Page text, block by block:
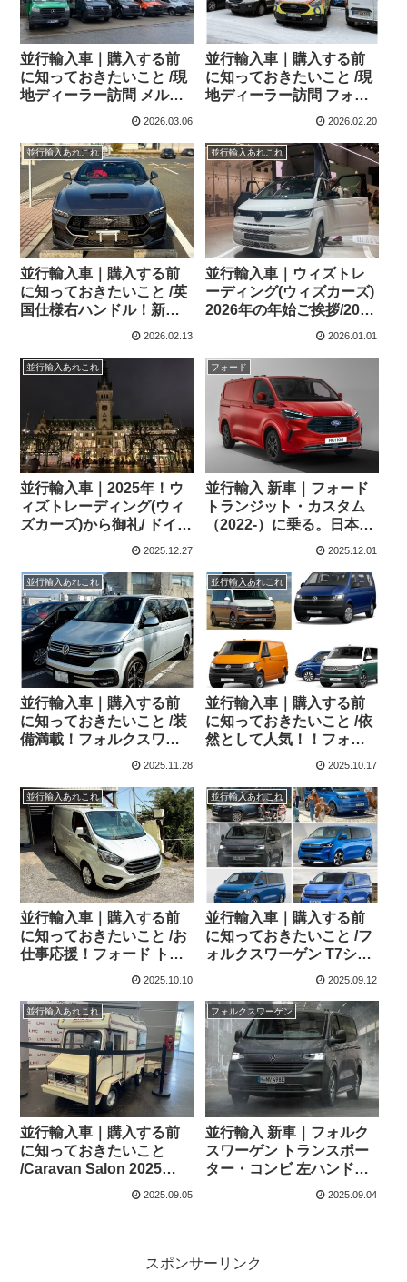
並行輸入車｜購入する前
に知っておきたいこと /現
地ディーラー訪問 メルセ
デスベンツ コマーシャル
2026.03.06
並行輸入車｜購入する前
に知っておきたいこと /現
地ディーラー訪問 フォー
ド コマーシャルショップ
2026.02.20
並行輸入あれこれ
並行輸入車｜購入する前
に知っておきたいこと /英
国仕様右ハンドル！新
型！Ford Mustang5.0 V8
Automaticを広島県のNさ
まへご納車させていただ
2026.02.13
並行輸入あれこれ
並行輸入車｜ウィズトレ
ーディング(ウィズカーズ)
2026年の年始ご挨拶/2026
年お正月キャンペーンの
2026.01.01
並行輸入あれこれ
並行輸入車｜2025年！ウ
ィズトレーディング(ウィ
ズカーズ)から御礼/ ドイツ
2025.12.27
フォード
並行輸入 新車｜フォード
トランジット・カスタム
（2022-）に乗る。日本未
導入LCVの概要・スペッ
2025.12.01
並行輸入あれこれ
並行輸入車｜購入する前
に知っておきたいこと /装
備満載！フォルクスワー
ゲン T6.1マルチバンを長
ていただきました！
2025.11.28
並行輸入あれこれ
並行輸入車｜購入する前
に知っておきたいこと /依
然として人気！！フォル
クスワーゲン T6.1シリー
2025.10.17
並行輸入あれこれ
並行輸入車｜購入する前
に知っておきたいこと /お
仕事応援！フォード トラ
ンジットカスタム パネル
納車させていただきまし
た！
2025.10.10
並行輸入あれこれ
並行輸入車｜購入する前
に知っておきたいこと /フ
ォルクスワーゲン T7シリ
ーズの説明記事が揃いま
2025.09.12
並行輸入あれこれ
並行輸入車｜購入する前
に知っておきたいこと
/Caravan Salon 2025
Düsseldorf(キャラバンサ
2025.09.05
フォルクスワーゲン
並行輸入 新車｜フォルク
スワーゲン トランスポー
ター・コンビ 左ハンドル
欧州仕様（2025-）に乗
2025.09.04
スポンサーリンク